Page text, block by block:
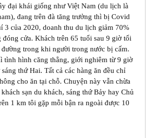
đại khái giống như Việt Nam (du lịch là
đang trên đà tăng trưởng thì bị Covid
3 của 2020, doanh thu du lịch giảm 70%
cửa. Khách trên 65 tuổi sau 9 giờ tối
trong khi người trong nước bị cấm.
tình hình căng thẳng, giới nghiêm từ 9 giờ
thứ Hai. Tất cả các hàng ăn đều chỉ
cho ăn tại chỗ. Chuyện này vẫn chừa
sạn du khách, sáng thứ Bảy hay Chủ
1 km tôi gặp mỗi bận ra ngoài được 10